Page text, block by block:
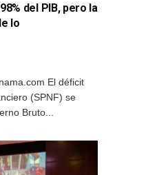
del PIB, pero la
lo
El déficit
(SPNF) se
Bruto...